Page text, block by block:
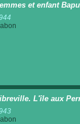
et enfant
L'île aux